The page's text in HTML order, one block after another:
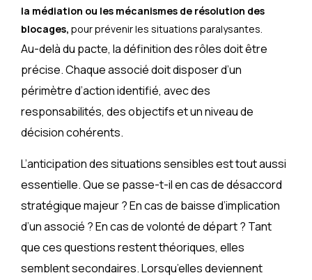
la médiation ou les mécanismes de résolution des
blocages, pour prévenir les situations paralysantes.
Au-delà du pacte, la définition des rôles doit être
précise. Chaque associé doit disposer d’un
périmètre d’action identifié, avec des
responsabilités, des objectifs et un niveau de
décision cohérents.
L’anticipation des situations sensibles est tout aussi
essentielle. Que se passe-t-il en cas de désaccord
stratégique majeur ? En cas de baisse d’implication
d’un associé ? En cas de volonté de départ ? Tant
que ces questions restent théoriques, elles
semblent secondaires. Lorsqu’elles deviennent